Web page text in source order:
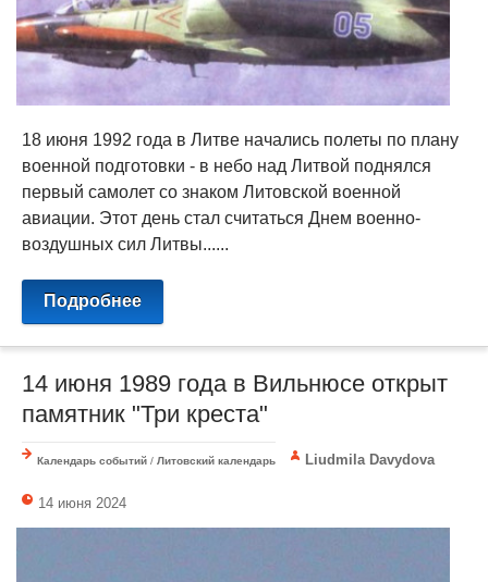
18 июня 1992 года в Литве начались полеты по плану
военной подготовки - в небо над Литвой поднялся
первый самолет со знаком Литовской военной
авиации. Этот день стал считаться Днем военно-
воздушных сил Литвы......
Подробнее
14 июня 1989 года в Вильнюсе открыт
памятник "Три креста"
Календарь событий / Литовский календарь Liudmila Davydova
14 июня 2024